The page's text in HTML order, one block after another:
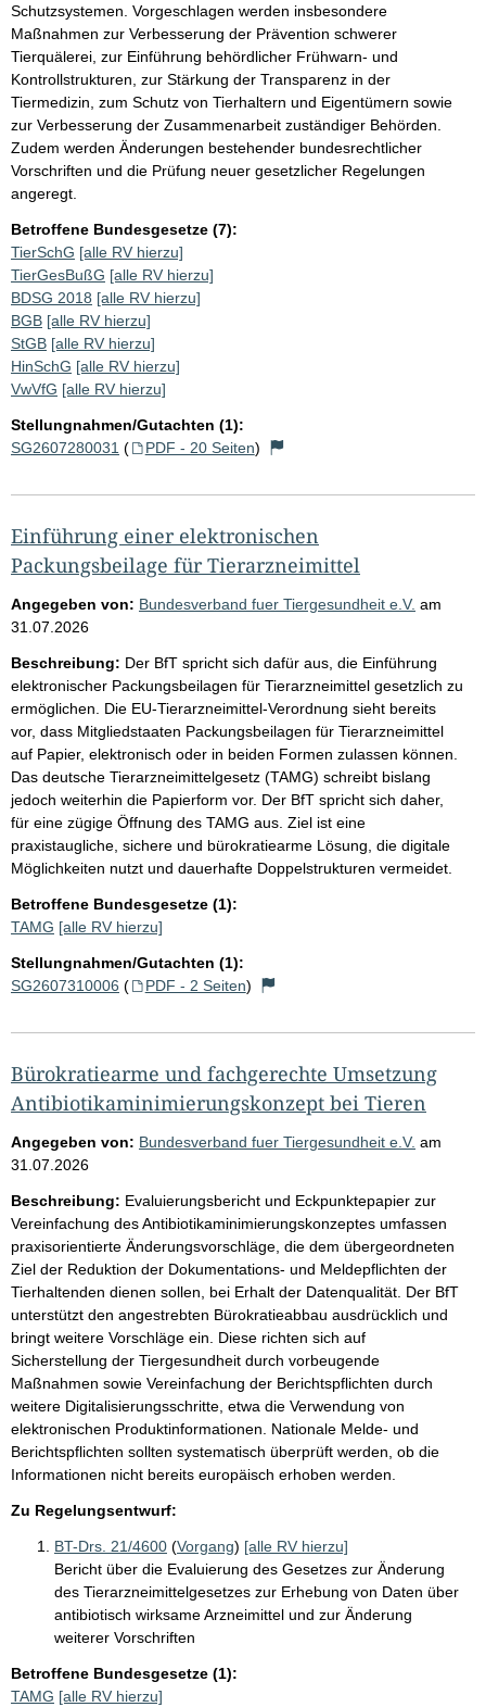
Schutzsystemen. Vorgeschlagen werden insbesondere
Maßnahmen zur Verbesserung der Prävention schwerer
Tierquälerei, zur Einführung behördlicher Frühwarn- und
Kontrollstrukturen, zur Stärkung der Transparenz in der
Tiermedizin, zum Schutz von Tierhaltern und Eigentümern sowie
zur Verbesserung der Zusammenarbeit zuständiger Behörden.
Zudem werden Änderungen bestehender bundesrechtlicher
Vorschriften und die Prüfung neuer gesetzlicher Regelungen
angeregt.
Betroffene Bundesgesetze (7):
TierSchG [alle RV hierzu]
TierGesBußG [alle RV hierzu]
BDSG 2018 [alle RV hierzu]
BGB [alle RV hierzu]
StGB [alle RV hierzu]
HinSchG [alle RV hierzu]
VwVfG [alle RV hierzu]
Stellungnahmen/Gutachten (1):
SG2607280031 ( PDF - 20 Seiten)
Einführung einer elektronischen
Packungsbeilage für Tierarzneimittel
Angegeben von: Bundesverband fuer Tiergesundheit e.V. am
31.07.2026
Beschreibung: Der BfT spricht sich dafür aus, die Einführung
elektronischer Packungsbeilagen für Tierarzneimittel gesetzlich zu
ermöglichen. Die EU-Tierarzneimittel-Verordnung sieht bereits
vor, dass Mitgliedstaaten Packungsbeilagen für Tierarzneimittel
auf Papier, elektronisch oder in beiden Formen zulassen können.
Das deutsche Tierarzneimittelgesetz (TAMG) schreibt bislang
jedoch weiterhin die Papierform vor. Der BfT spricht sich daher,
für eine zügige Öffnung des TAMG aus. Ziel ist eine
praxistaugliche, sichere und bürokratiearme Lösung, die digitale
Möglichkeiten nutzt und dauerhafte Doppelstrukturen vermeidet.
Betroffene Bundesgesetze (1):
TAMG [alle RV hierzu]
Stellungnahmen/Gutachten (1):
SG2607310006 ( PDF - 2 Seiten)
Bürokratiearme und fachgerechte Umsetzung
Antibiotikaminimierungskonzept bei Tieren
Angegeben von: Bundesverband fuer Tiergesundheit e.V. am
31.07.2026
Beschreibung: Evaluierungsbericht und Eckpunktepapier zur
Vereinfachung des Antibiotikaminimierungskonzeptes umfassen
praxisorientierte Änderungsvorschläge, die dem übergeordneten
Ziel der Reduktion der Dokumentations- und Meldepflichten der
Tierhaltenden dienen sollen, bei Erhalt der Datenqualität. Der BfT
unterstützt den angestrebten Bürokratieabbau ausdrücklich und
bringt weitere Vorschläge ein. Diese richten sich auf
Sicherstellung der Tiergesundheit durch vorbeugende
Maßnahmen sowie Vereinfachung der Berichtspflichten durch
weitere Digitalisierungsschritte, etwa die Verwendung von
elektronischen Produktinformationen. Nationale Melde- und
Berichtspflichten sollten systematisch überprüft werden, ob die
Informationen nicht bereits europäisch erhoben werden.
Zu Regelungsentwurf:
BT-Drs. 21/4600 (Vorgang) [alle RV hierzu]
Bericht über die Evaluierung des Gesetzes zur Änderung
des Tierarzneimittelgesetzes zur Erhebung von Daten über
antibiotisch wirksame Arzneimittel und zur Änderung
weiterer Vorschriften
Betroffene Bundesgesetze (1):
TAMG [alle RV hierzu]